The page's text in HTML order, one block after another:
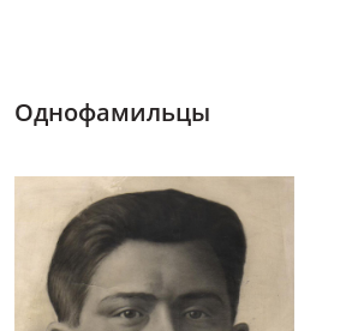
Однофамильцы